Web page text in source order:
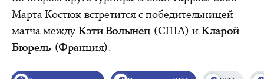
Марта Костюк встретится с победительницей
матча между Кэти Волынец (США) иКларой
Бюрель(Франция).